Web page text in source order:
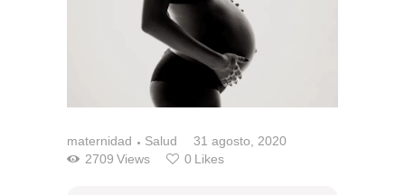
maternidad Salud
31 agosto, 2020
2709 Views 0 Likes